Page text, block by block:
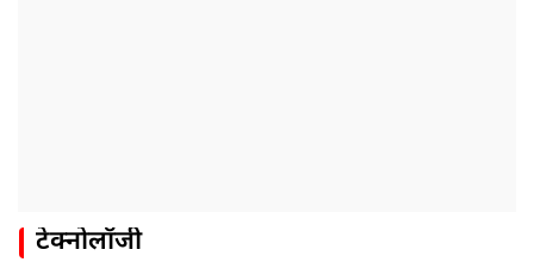
टेक्नोलॉजी